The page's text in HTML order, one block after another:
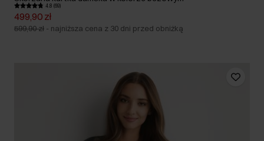
4.8 (69)
499,90 zł
599,90 zł - najniższa cena z 30 dni przed obniżką